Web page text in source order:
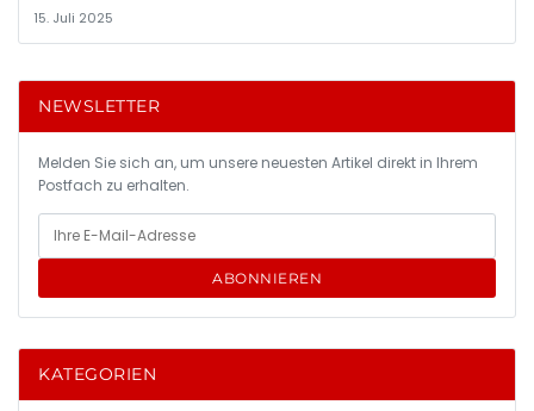
15. Juli 2025
NEWSLETTER
Melden Sie sich an, um unsere neuesten Artikel direkt in Ihrem
Postfach zu erhalten.
ABONNIEREN
KATEGORIEN